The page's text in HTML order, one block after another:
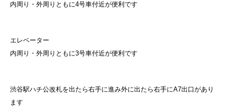
内周り・外周りともに4号車付近が便利です
エレベーター
内周り・外周りともに3号車付近が便利です
渋谷駅ハチ公改札を出たら右手に進み外に出たら右手にA7出口があり
ます